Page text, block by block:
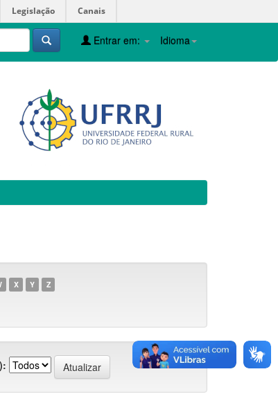
Legislação Canais
Idioma
Entrar em:
X Y Z